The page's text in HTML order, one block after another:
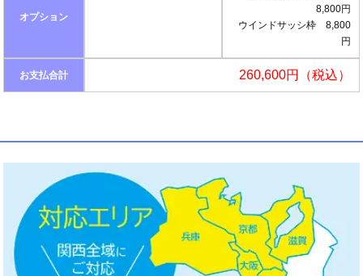
オプション
8,800円
ウインドサッシ枠 8,800
円
お支払合計 260,600円（税込）